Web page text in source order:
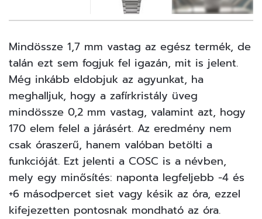
Mindössze 1,7 mm vastag az egész termék, de
talán ezt sem fogjuk fel igazán, mit is jelent.
Még inkább eldobjuk az agyunkat, ha
meghalljuk, hogy a zafírkristály üveg
mindössze 0,2 mm vastag, valamint azt, hogy
170 elem felel a járásért. Az eredmény nem
csak óraszerű, hanem valóban betölti a
funkcióját. Ezt jelenti a COSC is a névben,
mely egy minősítés: naponta legfeljebb -4 és
+6 másodpercet siet vagy késik az óra, ezzel
kifejezetten pontosnak mondható az óra.